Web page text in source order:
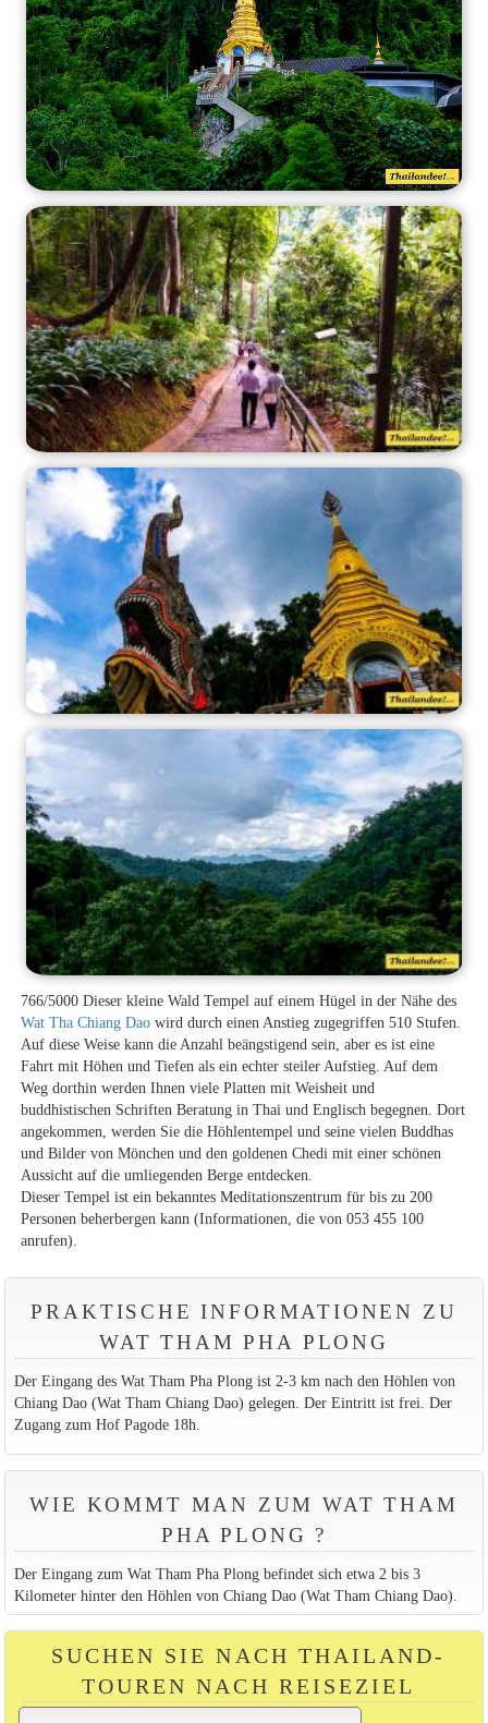
766/5000 Dieser kleine Wald Tempel auf einem Hügel in der Nähe des
Wat Tha Chiang Daowird durch einen Anstieg zugegriffen 510 Stufen.
Auf diese Weise kann die Anzahl beängstigend sein, aber es ist eine
Fahrt mit Höhen und Tiefen als ein echter steiler Aufstieg. Auf dem
Weg dorthin werden Ihnen viele Platten mit Weisheit und
buddhistischen Schriften Beratung in Thai und Englisch begegnen. Dort
angekommen, werden Sie die Höhlentempel und seine vielen Buddhas
und Bilder von Mönchen und den goldenen Chedi mit einer schönen
Aussicht auf die umliegenden Berge entdecken.
Dieser Tempel ist ein bekanntes Meditationszentrum für bis zu 200
Personen beherbergen kann (Informationen, die von 053 455 100
anrufen).
PRAKTISCHE INFORMATIONEN ZU
WAT THAM PHA PLONG
Der Eingang des Wat Tham Pha Plong ist 2-3 km nach den Höhlen von
Chiang Dao (Wat Tham Chiang Dao) gelegen. Der Eintritt ist frei. Der
Zugang zum Hof Pagode 18h.
WIE KOMMT MAN ZUM WAT THAM
PHA PLONG ?
Der Eingang zum Wat Tham Pha Plong befindet sich etwa 2 bis 3
Kilometer hinter den Höhlen von Chiang Dao (Wat Tham Chiang Dao).
SUCHEN SIE NACH THAILAND-
TOUREN NACH REISEZIEL